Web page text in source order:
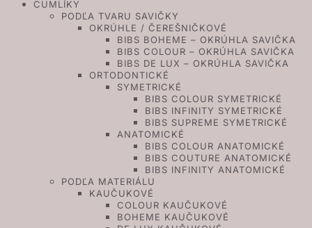
CUMLÍKY
PODĽA TVARU SAVIČKY
OKRÚHLE / ČEREŠNIČKOVÉ
BIBS BOHEME – OKRÚHLA SAVIČKA
BIBS COLOUR – OKRÚHLA SAVIČKA
BIBS DE LUX – OKRÚHLA SAVIČKA
ORTODONTICKÉ
SYMETRICKÉ
BIBS COLOUR SYMETRICKÉ
BIBS INFINITY SYMETRICKÉ
BIBS SUPREME SYMETRICKÉ
ANATOMICKÉ
BIBS COLOUR ANATOMICKÉ
BIBS COUTURE ANATOMICKÉ
BIBS INFINITY ANATOMICKÉ
PODĽA MATERIÁLU
KAUČUKOVÉ
COLOUR KAUČUKOVÉ
BOHEME KAUČUKOVÉ